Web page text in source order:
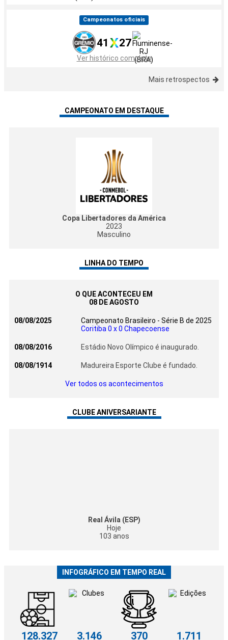
Campeonatos oficiais
41 27
Ver histórico completo
Mais retrospectos
CAMPEONATO EM DESTAQUE
Copa Libertadores da América
2023
Masculino
LINHA DO TEMPO
O QUE ACONTECEU EM
08 DE AGOSTO
08/08/2025
Campeonato Brasileiro - Série B de 2025
Coritiba 0 x 0 Chapecoense
08/08/2016 Estádio Novo Olímpico é inaugurado.
08/08/1914 Madureira Esporte Clube é fundado.
Ver todos os acontecimentos
CLUBE ANIVERSARIANTE
Real Ávila (ESP)
Hoje
103 anos
INFOGRÁFICO EM TEMPO REAL
128.327 3.146 370 1.711